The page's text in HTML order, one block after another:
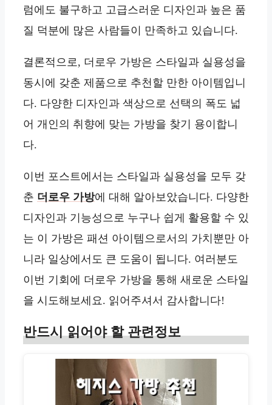
럼에도 불구하고 고급스러운 디자인과 높은 품
질 덕분에 많은 사람들이 만족하고 있습니다.
결론적으로, 더로우 가방은 스타일과 실용성을
동시에 갖춘 제품으로 추천할 만한 아이템입니
다. 다양한 디자인과 색상으로 선택의 폭도 넓
어 개인의 취향에 맞는 가방을 찾기 용이합니
다.
이번 포스트에서는 스타일과 실용성을 모두 갖
춘 더로우 가방에 대해 알아보았습니다. 다양한
디자인과 기능성으로 누구나 쉽게 활용할 수 있
는 이 가방은 패션 아이템으로서의 가치뿐만 아
니라 일상에서도 큰 도움이 됩니다. 여러분도
이번 기회에 더로우 가방을 통해 새로운 스타일
을 시도해보세요. 읽어주셔서 감사합니다!
반드시 읽어야 할 관련정보